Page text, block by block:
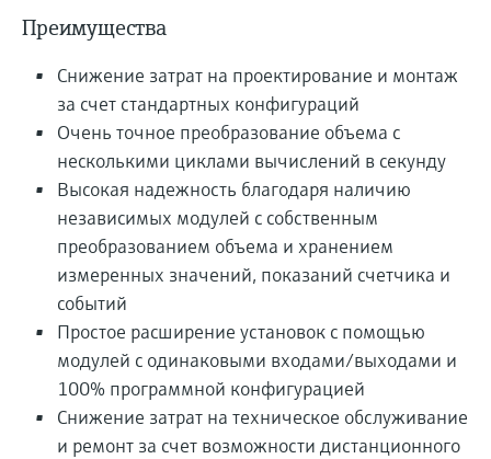
Преимущества
Снижение затрат на проектирование и монтаж
за счет стандартных конфигураций
Очень точное преобразование объема с
несколькими циклами вычислений в секунду
Высокая надежность благодаря наличию
независимых модулей с собственным
преобразованием объема и хранением
измеренных значений, показаний счетчика и
событий
Простое расширение установок с помощью
модулей с одинаковыми входами/выходами и
100% программной конфигурацией
Снижение затрат на техническое обслуживание
и ремонт за счет возможности дистанционного